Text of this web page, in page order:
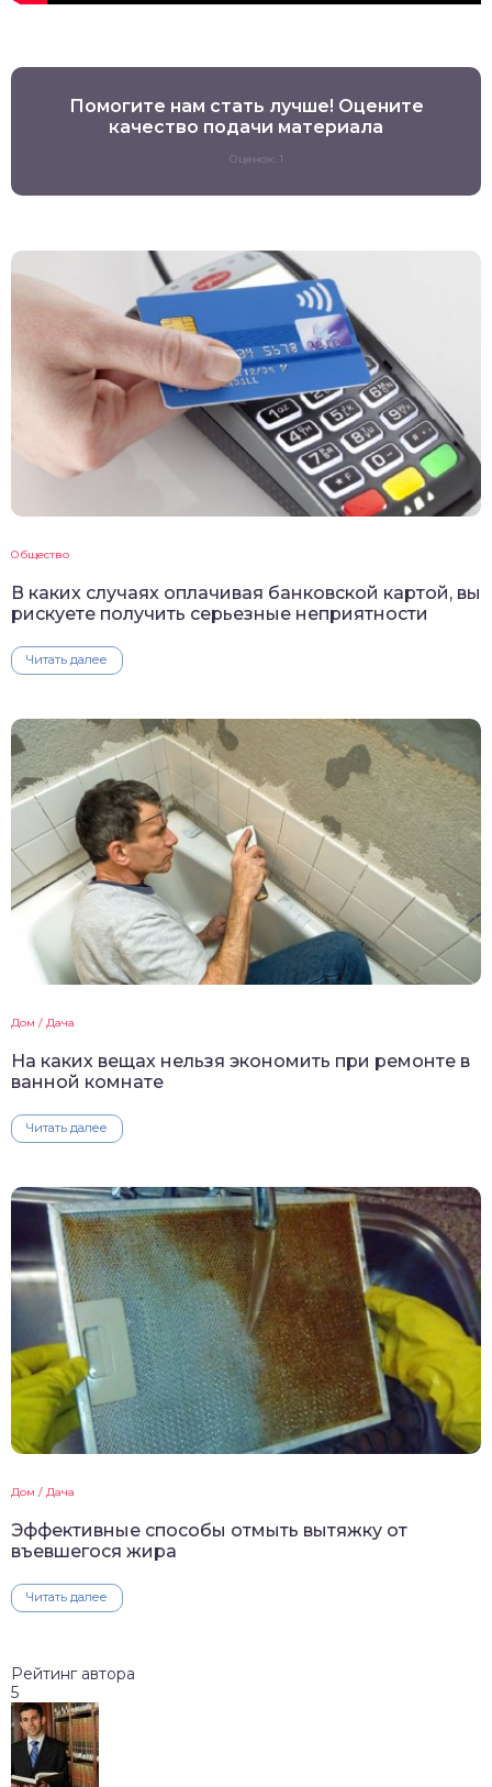
Помогите нам стать лучше! Оцените
качество подачи материала
Оценок: 1
Общество
В каких случаях оплачивая банковской картой, вы
рискуете получить серьезные неприятности
Читать далее
Дом / Дача
На каких вещах нельзя экономить при ремонте в
ванной комнате
Читать далее
Дом / Дача
Эффективные способы отмыть вытяжку от
въевшегося жира
Читать далее
Рейтинг автора
5